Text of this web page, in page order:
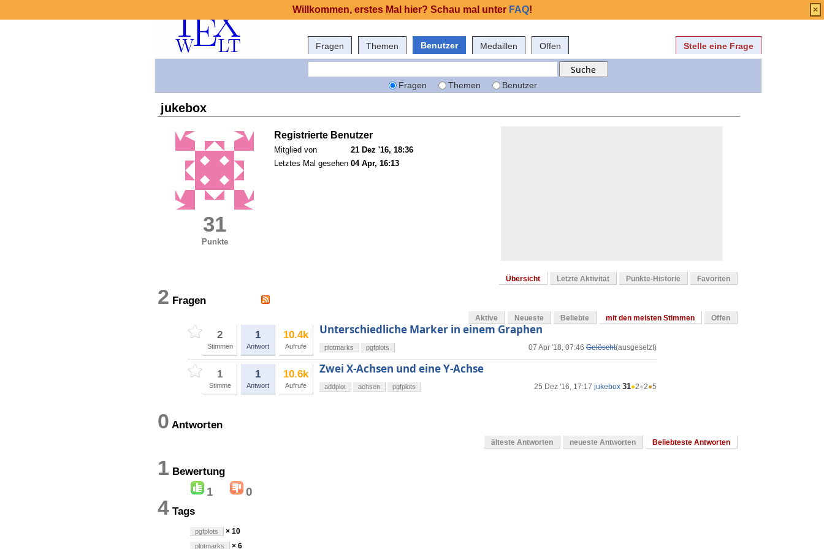
Fragen Themen Benutzer Medaillen Offen Stelle eine Frage
Fragen Themen Benutzer
jukebox
31
Punkte
Registrierte Benutzer
Mitglied von
21 Dez '16, 18:36
Letztes Mal gesehen 04 Apr, 16:13
Übersicht Letzte Aktivität Punkte-Historie Favoriten
2 Fragen
Aktive Neueste Beliebte mit den meisten Stimmen Offen
2
Stimmen
1
Antwort
10.4k
Aufrufe
Unterschiedliche Marker in einem Graphen
07 Apr '18, 07:46 Gelöscht(ausgesetzt)
plotmarks pgfplots
1
Stimme
1
Antwort
10.6k
Aufrufe
Zwei X-Achsen und eine Y-Achse
25 Dez '16, 17:17 jukebox 31●2●2●5
addplot achsen pgfplots
0 Antworten
älteste Antworten neueste Antworten Beliebteste Antworten
1 Bewertung
1 0
4 Tags
pgfplots × 10
plotmarks × 6
Willkommen, erstes Mal hier? Schau mal unter FAQ! ×